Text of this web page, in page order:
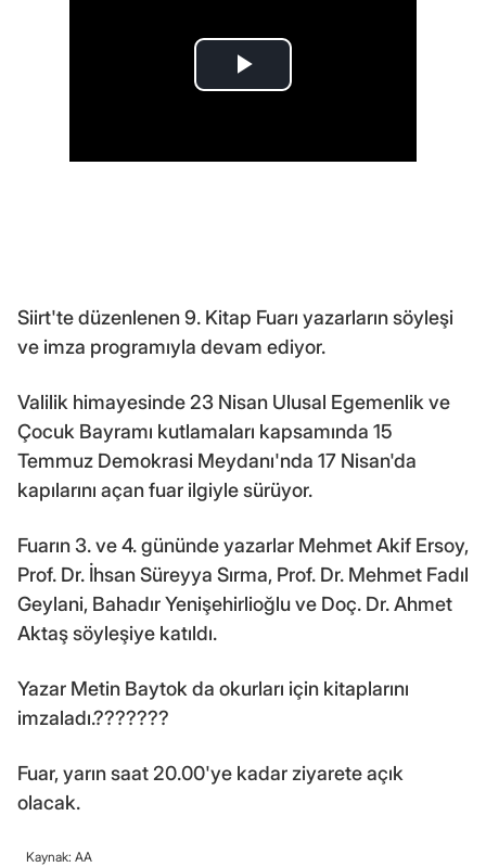
Siirt'te düzenlenen 9. Kitap Fuarı yazarların söyleşi
ve imza programıyla devam ediyor.
Valilik himayesinde 23 Nisan Ulusal Egemenlik ve
Çocuk Bayramı kutlamaları kapsamında 15
Temmuz Demokrasi Meydanı'nda 17 Nisan'da
kapılarını açan fuar ilgiyle sürüyor.
Fuarın 3. ve 4. gününde yazarlar Mehmet Akif Ersoy,
Prof. Dr. İhsan Süreyya Sırma, Prof. Dr. Mehmet Fadıl
Geylani, Bahadır Yenişehirlioğlu ve Doç. Dr. Ahmet
Aktaş söyleşiye katıldı.
Yazar Metin Baytok da okurları için kitaplarını
imzaladı.???????
Fuar, yarın saat 20.00'ye kadar ziyarete açık
olacak.
Kaynak: AA